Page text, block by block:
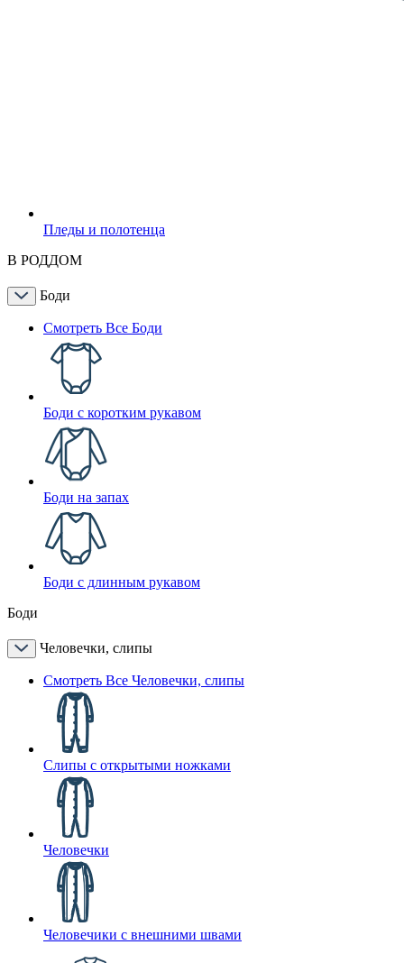
Пледы и полотенца
В РОДДОМ
Боди
Смотреть Все Боди
Боди с коротким рукавом
Боди на запах
Боди с длинным рукавом
Боди
Человечки, слипы
Смотреть Все Человечки, слипы
Слипы с открытыми ножками
Человечки
Человечики с внешними швами